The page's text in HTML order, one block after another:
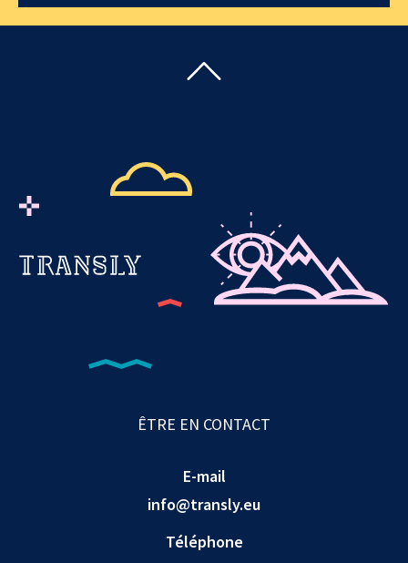
ÊTRE EN CONTACT
E-mail
info@transly.eu
Téléphone